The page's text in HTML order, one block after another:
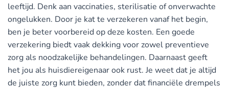
leeftijd. Denk aan vaccinaties, sterilisatie of onverwachte
ongelukken. Door je kat te verzekeren vanaf het begin,
ben je beter voorbereid op deze kosten. Een goede
verzekering biedt vaak dekking voor zowel preventieve
zorg als noodzakelijke behandelingen. Daarnaast geeft
het jou als huisdiereigenaar ook rust. Je weet dat je altijd
de juiste zorg kunt bieden, zonder dat financiële drempels